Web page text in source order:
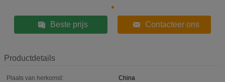
Beste prijs Contacteer ons
Productdetails
Plaats van herkomst:
China